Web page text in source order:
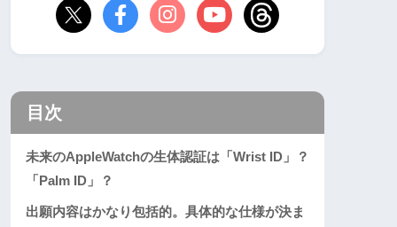
目次
未来のAppleWatchの生体認証は「Wrist ID」？
「Palm ID」？
出願内容はかなり包括的。具体的な仕様が決ま